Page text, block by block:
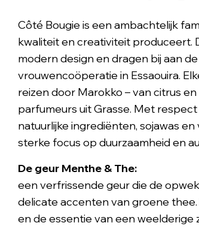
Côté Bougie is een ambachtelijk
kwaliteit en creativiteit produceert.
modern design en dragen bij aan
vrouwencoöperatie in Essaouira.
reizen door Marokko – van citrus
parfumeurs uit Grasse. Met
natuurlijke ingrediënten, sojawas
sterke focus op duurzaamheid en
De geur Menthe & The:
een verfrissende geur die de
delicate accenten van groene
en de essentie van een weelderige